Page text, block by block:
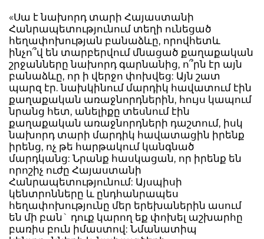
«Սա է նախորդ տարի Հայաստանի
Հանրապետությունում տեղի ունեցած
հեղափոխության բանաձևը, որովհետև
ինչո՞վ են տարբերվում մնացած քաղաքական
շրջանները նախորդ գարնանից, ո՞րն էր այն
բանաձևը, որ ի վերջո փոխվեց: Այն շատ
պարզ էր. նախկինում մարդիկ հավատում էին
քաղաքական առաջնորդներին, հույս կապում
նրանց հետ, անելիքը տեսնում էին
քաղաքական առաջնորդների դաշտում, իսկ
նախորդ տարի մարդիկ հավատացին իրենք
իրենց, ոչ թե հարթակում կանգնած
մարդկանց: Նրանք հասկացան, որ իրենք են
որոշիչ ուժը Հայաստանի
Հանրապետությունում: Այսպիսի
կենտրոնները և ընդհանրապես
հեղափոխությունը մեր երեխաներին ասում
են մի բան` դուք կարող եք փոխել աշխարհը
բառիս բուն իմաստով: Նմանատիպ